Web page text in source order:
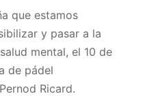
que estamos
y pasar a la
mental, el 10 de
de pádel
Ricard.